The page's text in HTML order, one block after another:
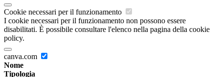
Cookie necessari per il funzionamento
I cookie necessari per il funzionamento non possono essere
disabilitati. È possibile consultare l'elenco nella pagina della cookie
policy.
canva.com
Nome
Tipologia